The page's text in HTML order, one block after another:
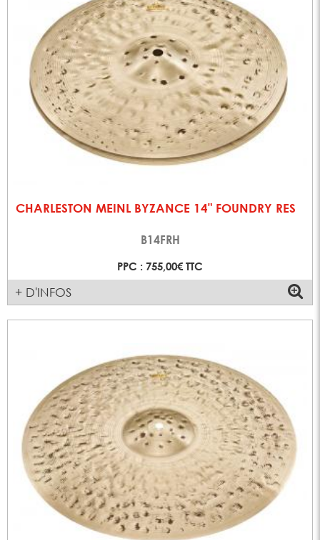
CHARLESTON MEINL BYZANCE 14" FOUNDRY RES
B14FRH
PPC : 755,00€ TTC
+ D'INFOS